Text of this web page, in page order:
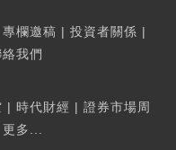
專欄邀稿 | 投資者關係 |
我們
| 時代財經 | 證券市場周
更多...